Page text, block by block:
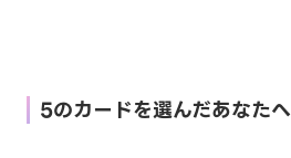
5のカードを選んだあなたへ